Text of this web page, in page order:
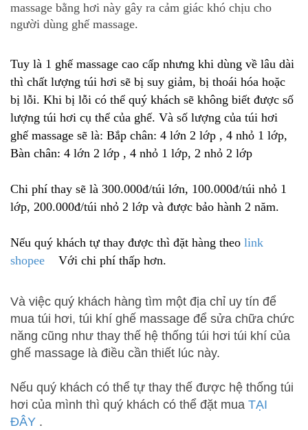
massage bằng hơi này gây ra cảm giác khó chịu cho
người dùng ghế massage.
Tuy là 1 ghế massage cao cấp nhưng khi dùng về lâu dài
thì chất lượng túi hơi sẽ bị suy giảm, bị thoái hóa hoặc
bị lỗi. Khi bị lỗi có thể quý khách sẽ không biết được số
lượng túi hơi cụ thể của ghế. Và số lượng của túi hơi
ghế massage sẽ là: Bắp chân: 4 lớn 2 lớp , 4 nhỏ 1 lớp,
Bàn chân: 4 lớn 2 lớp , 4 nhỏ 1 lớp, 2 nhỏ 2 lớp
Chi phí thay sẽ là 300.000đ/túi lớn, 100.000đ/túi nhỏ 1
lớp, 200.000đ/túi nhỏ 2 lớp và được bảo hành 2 năm.
Nếu quý khách tự thay được thì đặt hàng theo link
shopee
Với chi phí thấp hơn.
Và việc quý khách hàng tìm một địa chỉ uy tín để
mua túi hơi, túi khí ghế massage để sửa chữa chức
năng cũng như thay thế hệ thống túi hơi túi khí của
ghế massage là điều cần thiết lúc này.
Nếu quý khách có thể tự thay thế được hệ thống túi
hơi của mình thì quý khách có thể đặt mua TẠI
ĐÂY .